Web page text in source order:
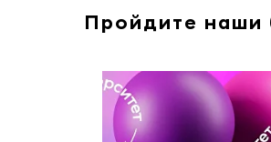
Пройдите наши